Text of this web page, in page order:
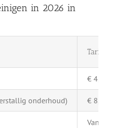
in 2026 in
Tarief
€ 4,-
onderhoud) € 8,-
Vanaf